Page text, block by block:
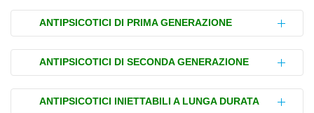
ANTIPSICOTICI DI PRIMA GENERAZIONE
Gli antipsicotici di prima generazione (ossia
quelli prodotti per primi) sono chiamati
ancheantipsicotici tipici o neurolettici. Oltre
ANTIPSICOTICI DI SECONDA GENERAZIONE
Gli antipsicotici di seconda generazione, detti
ANTIPSICOTICI INIETTABILI A LUNGA DURATA